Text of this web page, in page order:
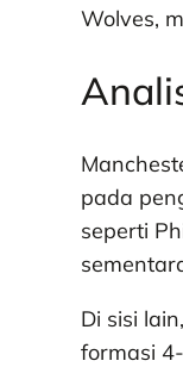
Wolves,
pada
seperti
Di sisi
formasi